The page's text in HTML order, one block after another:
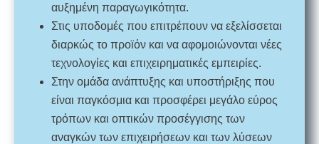
αυξημένη παραγωγικότητα.
Στις υποδομές που επιτρέπουν να εξελίσσεται
διαρκώς το προϊόν και να αφομοιώνονται νέες
τεχνολογίες και επιχειρηματικές εμπειρίες.
Στην ομάδα ανάπτυξης και υποστήριξης που
είναι παγκόσμια και προσφέρει μεγάλο εύρος
τρόπων και οπτικών προσέγγισης των
αναγκών των επιχειρήσεων και των λύσεων